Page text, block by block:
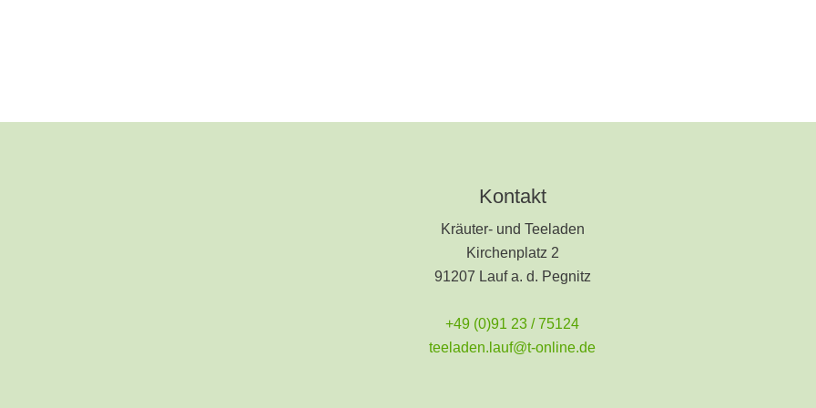
Kontakt
Kräuter- und Teeladen
Kirchenplatz 2
91207 Lauf a. d. Pegnitz
+49 (0)91 23 / 75124
teeladen.lauf@t-online.de